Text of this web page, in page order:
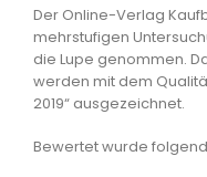
Der Online-Verlag
mehrstufigen
die Lupe genommen.
werden mit dem
2019“ ausgezeichnet.
Bewertet wurde